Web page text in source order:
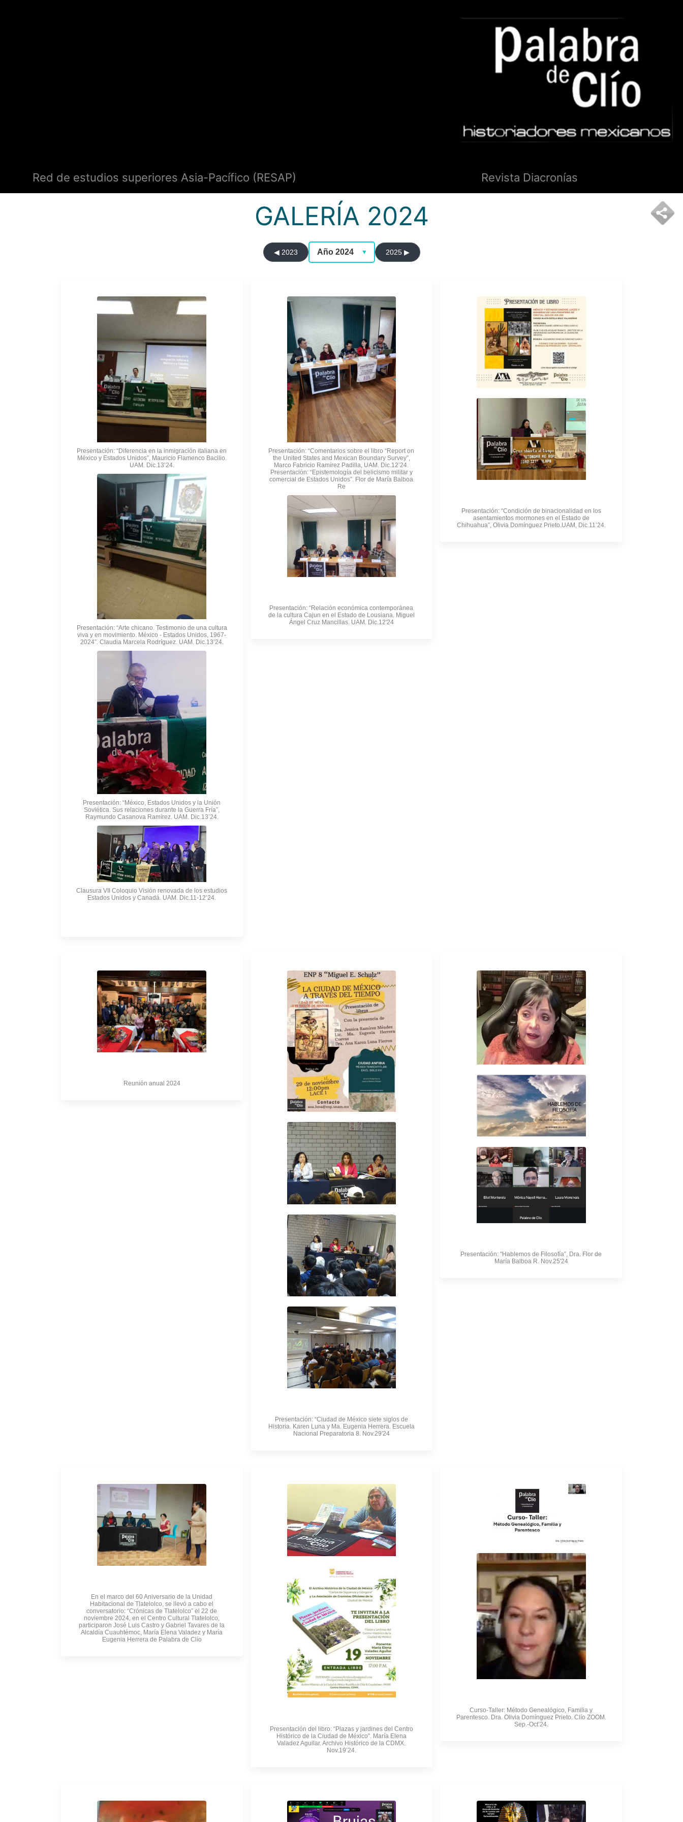
Red de estudios superiores Asia-Pacífico (RESAP) Revista Diacronías
GALERÍA 2024
◀ 2023 ▼ 2025 ▶
Presentación: “Diferencia en la inmigración italiana en
México y Estados Unidos”, Mauricio Flamenco Bacilio.
UAM. Dic.13’24.
Presentación: “Arte chicano. Testimonio de una cultura
viva y en movimiento. México - Estados Unidos, 1967-
2024”. Claudia Marcela Rodríguez. UAM. Dic.13’24.
Presentación: “México, Estados Unidos y la Unión
Soviética. Sus relaciones durante la Guerra Fría”,
Raymundo Casanova Ramírez. UAM. Dic.13’24.
Clausura VII Coloquio Visión renovada de los estudios
Estados Unidos y Canadá. UAM. Dic.11-12’24.
Presentación: “Comentarios sobre el libro “Report on
the United States and Mexican Boundary Survey”,
Marco Fabricio Ramírez Padilla, UAM. Dic.12’24.
Presentación: “Epistemología del belicismo militar y
comercial de Estados Unidos”. Flor de María Balboa
Re
Presentación: “Relación económica contemporánea
de la cultura Cajun en el Estado de Lousiana. Miguel
Ángel Cruz Mancillas. UAM. Dic.12'24
Presentación: “Condición de binacionalidad en los
asentamientos mormones en el Estado de
Chihuahua”, Olivia Domínguez Prieto.UAM, Dic.11’24.
Reunión anual 2024
Presentación: “Ciudad de México siete siglos de
Historia. Karen Luna y Ma. Eugenia Herrera. Escuela
Nacional Preparatoria 8. Nov.29'24
Presentación: "Hablemos de Filosofía”, Dra. Flor de
María Balboa R. Nov.25'24
En el marco del 60 Aniversario de la Unidad
Habitacional de Tlatelolco, se llevó a cabo el
conversatorio: “Crónicas de Tlatelolco” el 22 de
noviembre 2024, en el Centro Cultural Tlatelolco,
participaron José Luis Castro y Gabriel Tavares de la
Alcaldía Cuauhtémoc, María Elena Valadez y María
Eugenia Herrera de Palabra de Clío
Presentación del libro: “Plazas y jardines del Centro
Histórico de la Ciudad de México”. María Elena
Valadez Aguilar. Archivo Histórico de la CDMX.
Nov.19’24.
Curso-Taller: Método Genealógico, Familia y
Parentesco. Dra. Olivia Domínguez Prieto. Clío ZOOM.
Sep.-Oct’24.